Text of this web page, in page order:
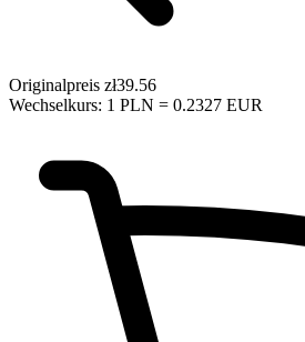
Originalpreis zł39.56
Wechselkurs: 1 PLN = 0.2327 EUR